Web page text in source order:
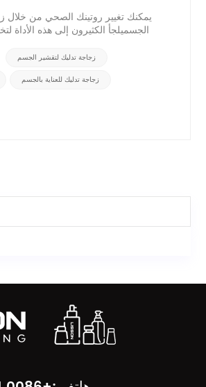
يمكنك تغيير روتينك الصحي من خلال
الجسميلجأ الكثيرون إلى هذه الأداة
زجاجة تدليك لتقشير الجسم
زجاجة تدليك للعناية بالجسم